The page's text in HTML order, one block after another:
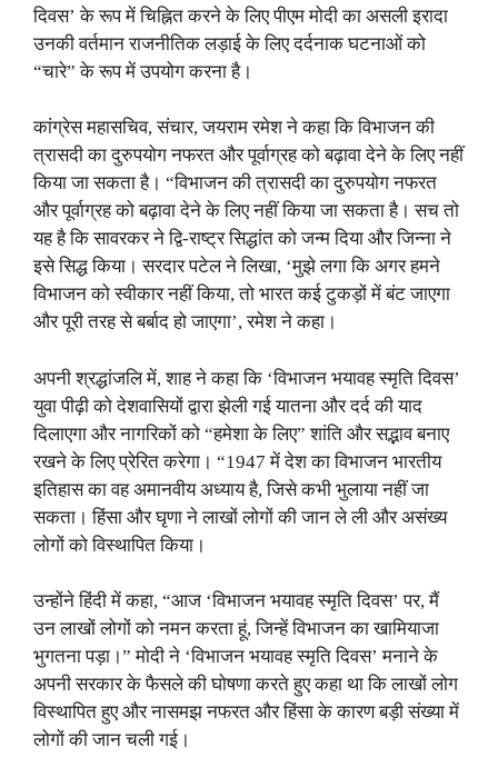
दिवस’ के रूप में चिह्नित करने के लिए पीएम मोदी का असली इरादा
उनकी वर्तमान राजनीतिक लड़ाई के लिए दर्दनाक घटनाओं को
“चारे” के रूप में उपयोग करना है।
कांग्रेस महासचिव, संचार, जयराम रमेश ने कहा कि विभाजन की
त्रासदी का दुरुपयोग नफरत और पूर्वाग्रह को बढ़ावा देने के लिए नहीं
किया जा सकता है। “विभाजन की त्रासदी का दुरुपयोग नफरत
और पूर्वाग्रह को बढ़ावा देने के लिए नहीं किया जा सकता है। सच तो
यह है कि सावरकर ने द्वि-राष्ट्र सिद्धांत को जन्म दिया और जिन्ना ने
इसे सिद्ध किया। सरदार पटेल ने लिखा, ‘मुझे लगा कि अगर हमने
विभाजन को स्वीकार नहीं किया, तो भारत कई टुकड़ों में बंट जाएगा
और पूरी तरह से बर्बाद हो जाएगा’, रमेश ने कहा।
अपनी श्रद्धांजलि में, शाह ने कहा कि ‘विभाजन भयावह स्मृति दिवस’
युवा पीढ़ी को देशवासियों द्वारा झेली गई यातना और दर्द की याद
दिलाएगा और नागरिकों को “हमेशा के लिए” शांति और सद्भाव बनाए
रखने के लिए प्रेरित करेगा। “1947 में देश का विभाजन भारतीय
इतिहास का वह अमानवीय अध्याय है, जिसे कभी भुलाया नहीं जा
सकता। हिंसा और घृणा ने लाखों लोगों की जान ले ली और असंख्य
लोगों को विस्थापित किया।
उन्होंने हिंदी में कहा, “आज ‘विभाजन भयावह स्मृति दिवस’ पर, मैं
उन लाखों लोगों को नमन करता हूं, जिन्हें विभाजन का खामियाजा
भुगतना पड़ा।” मोदी ने ‘विभाजन भयावह स्मृति दिवस’ मनाने के
अपनी सरकार के फैसले की घोषणा करते हुए कहा था कि लाखों लोग
विस्थापित हुए और नासमझ नफरत और हिंसा के कारण बड़ी संख्या में
लोगों की जान चली गई।